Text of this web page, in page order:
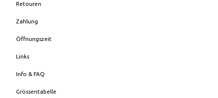
Retouren
Zahlung
Öffnungszeit
Links
Info & FAQ
Grössentabelle